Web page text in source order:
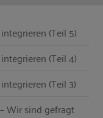
(Teil 5)
(Teil 4)
(Teil 3)
Wir sind gefragt